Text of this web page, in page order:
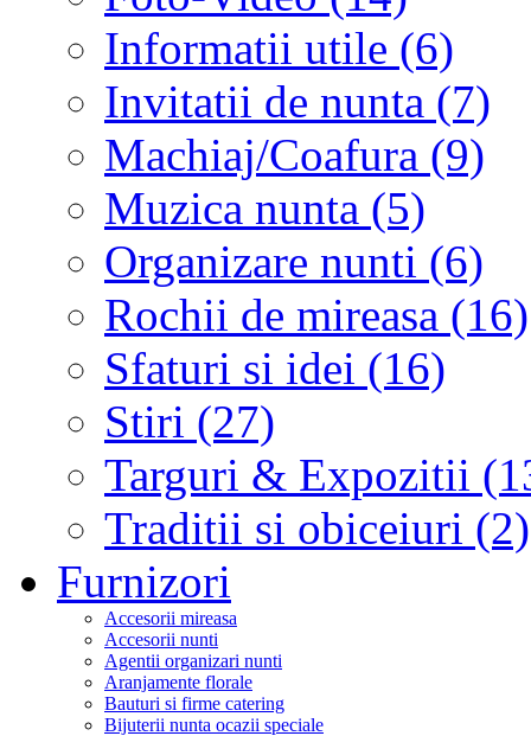
Informatii utile (6)
Invitatii de nunta (7)
Machiaj/Coafura (9)
Muzica nunta (5)
Organizare nunti (6)
Rochii de mireasa (16)
Sfaturi si idei (16)
Stiri (27)
Targuri & Expozitii
Traditii si obiceiuri (2)
Furnizori
Accesorii mireasa
Accesorii nunti
Agentii organizari nunti
Aranjamente florale
Bauturi si firme catering
Bijuterii nunta ocazii speciale